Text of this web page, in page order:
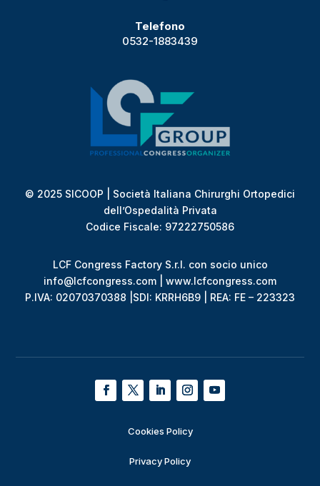
Telefono
0532-1883439
© 2025 SICOOP | Società Italiana Chirurghi Ortopedici
dell’Ospedalità Privata
Codice Fiscale: 97222750586
LCF Congress Factory S.r.l. con socio unico
info@lcfcongress.com | www.lcfcongress.com
P.IVA: 02070370388 |SDI: KRRH6B9 | REA: FE – 223323
Cookies Policy
Privacy Policy